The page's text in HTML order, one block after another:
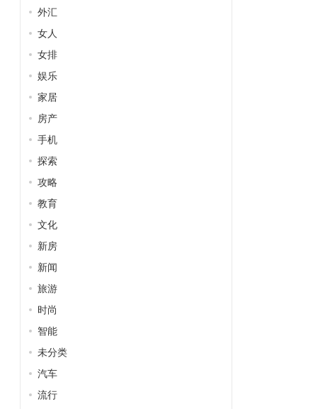
外汇
女人
女排
娱乐
家居
房产
手机
探索
攻略
教育
文化
新房
新闻
旅游
时尚
智能
未分类
汽车
流行